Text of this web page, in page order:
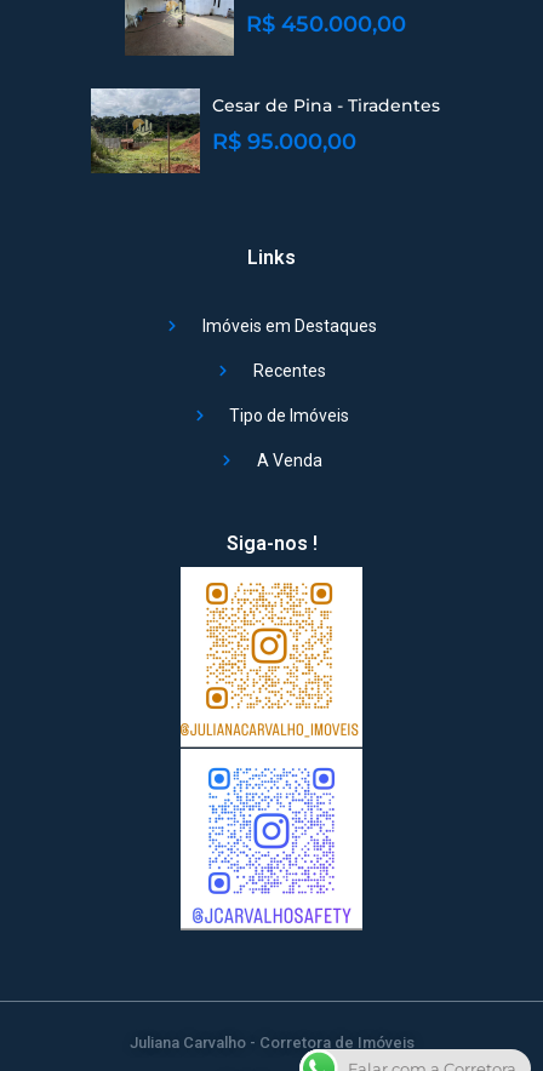
R$ 450.000,00
Cesar de Pina - Tiradentes
R$ 95.000,00
Links
Imóveis em Destaques
Recentes
Tipo de Imóveis
A Venda
Siga-nos !
Juliana Carvalho - Corretora de Imóveis